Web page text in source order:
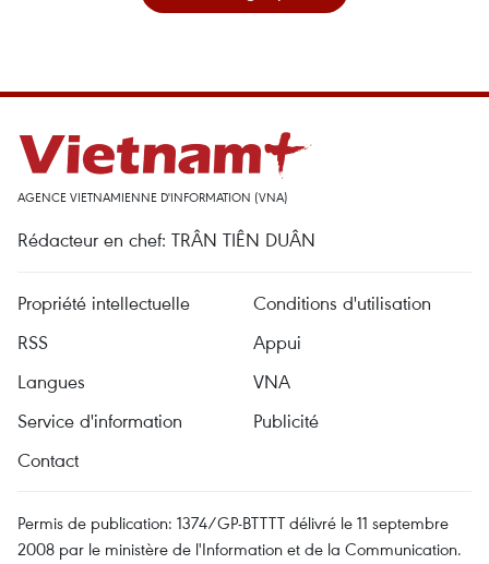
AGENCE VIETNAMIENNE D'INFORMATION (VNA)
Rédacteur en chef: TRÂN TIÊN DUÂN
Propriété intellectuelle
Conditions d'utilisation
RSS
Appui
Langues
VNA
Service d'information
Publicité
Contact
Permis de publication: 1374/GP-BTTTT délivré le 11 septembre
2008 par le ministère de l'Information et de la Communication.